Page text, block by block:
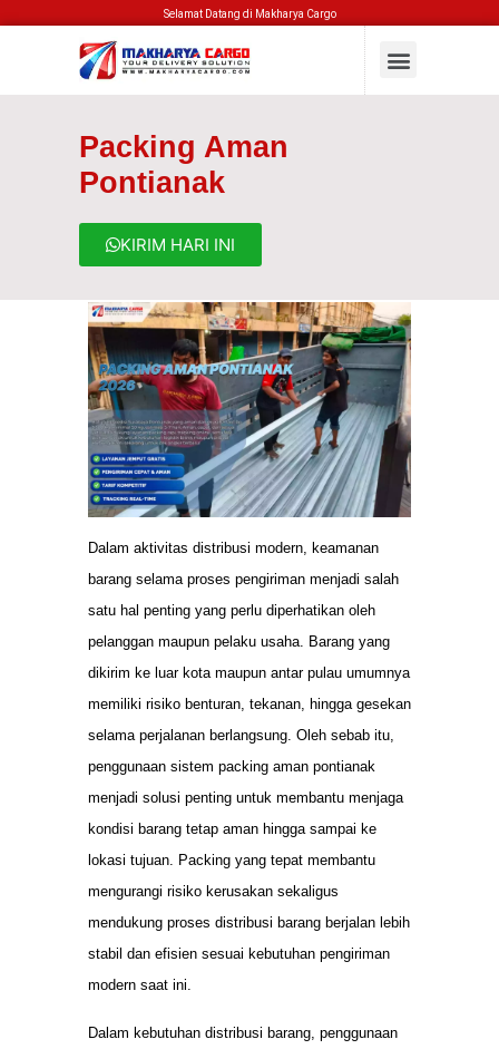
Selamat Datang di Makharya Cargo
Packing Aman
Pontianak
KIRIM HARI INI
Dalam aktivitas distribusi modern, keamanan
barang selama proses pengiriman menjadi salah
satu hal penting yang perlu diperhatikan oleh
pelanggan maupun pelaku usaha. Barang yang
dikirim ke luar kota maupun antar pulau umumnya
memiliki risiko benturan, tekanan, hingga gesekan
selama perjalanan berlangsung. Oleh sebab itu,
penggunaan sistem packing aman pontianak
menjadi solusi penting untuk membantu menjaga
kondisi barang tetap aman hingga sampai ke
lokasi tujuan. Packing yang tepat membantu
mengurangi risiko kerusakan sekaligus
mendukung proses distribusi barang berjalan lebih
stabil dan efisien sesuai kebutuhan pengiriman
modern saat ini.
Dalam kebutuhan distribusi barang, penggunaan